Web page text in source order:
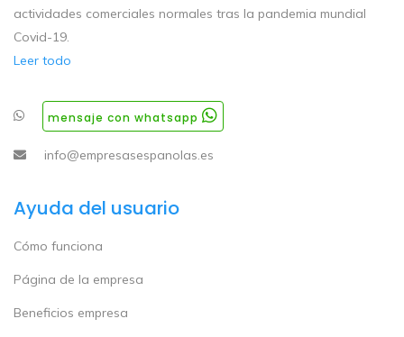
actividades comerciales normales tras la pandemia mundial
Covid-19.
Leer todo
mensaje con whatsapp
info@empresasespanolas.es
Ayuda del usuario
Cómo funciona
Página de la empresa
Beneficios empresa